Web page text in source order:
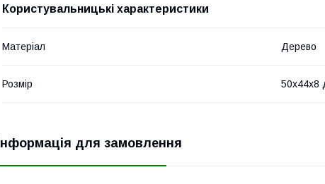
Користувальницькі характеристики
Матеріал Дерево
Розмір 50х44х8
Інформація для замовлення